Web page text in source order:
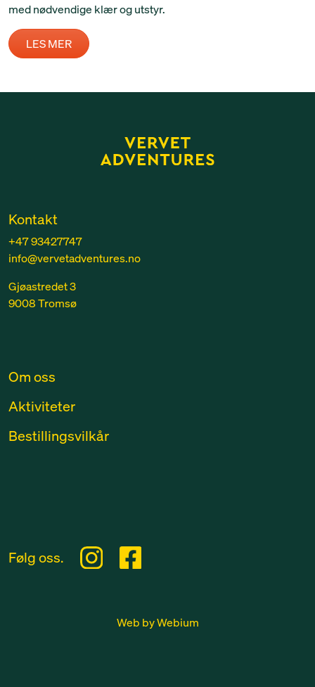
med nødvendige klær og utstyr.
LES MER
Kontakt
+47 93427747
info@vervetadventures.no
Gjøastredet 3
9008 Tromsø
Om oss
Aktiviteter
Bestillingsvilkår
Følg oss.
Web by Webium